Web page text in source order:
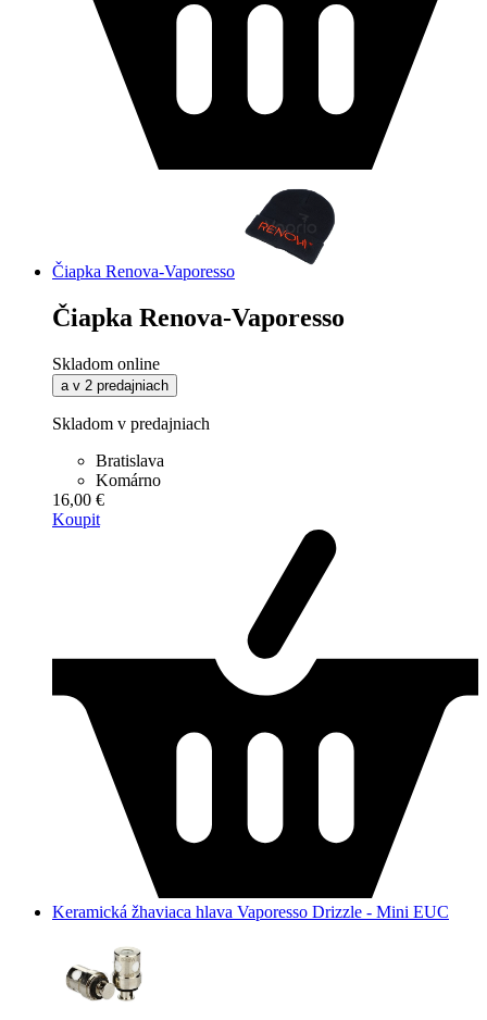
Čiapka Renova-Vaporesso
Čiapka Renova-Vaporesso
Skladom online
a v 2 predajniach
Skladom v predajniach
Bratislava
Komárno
16,00 €
Koupit
Keramická žhaviaca hlava Vaporesso Drizzle - Mini EUC